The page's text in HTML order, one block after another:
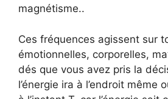
magnétisme..
Ces fréquences agissent sur
émotionnelles, corporelles,
dés que vous avez pris la
l’énergie ira à l’endroit même